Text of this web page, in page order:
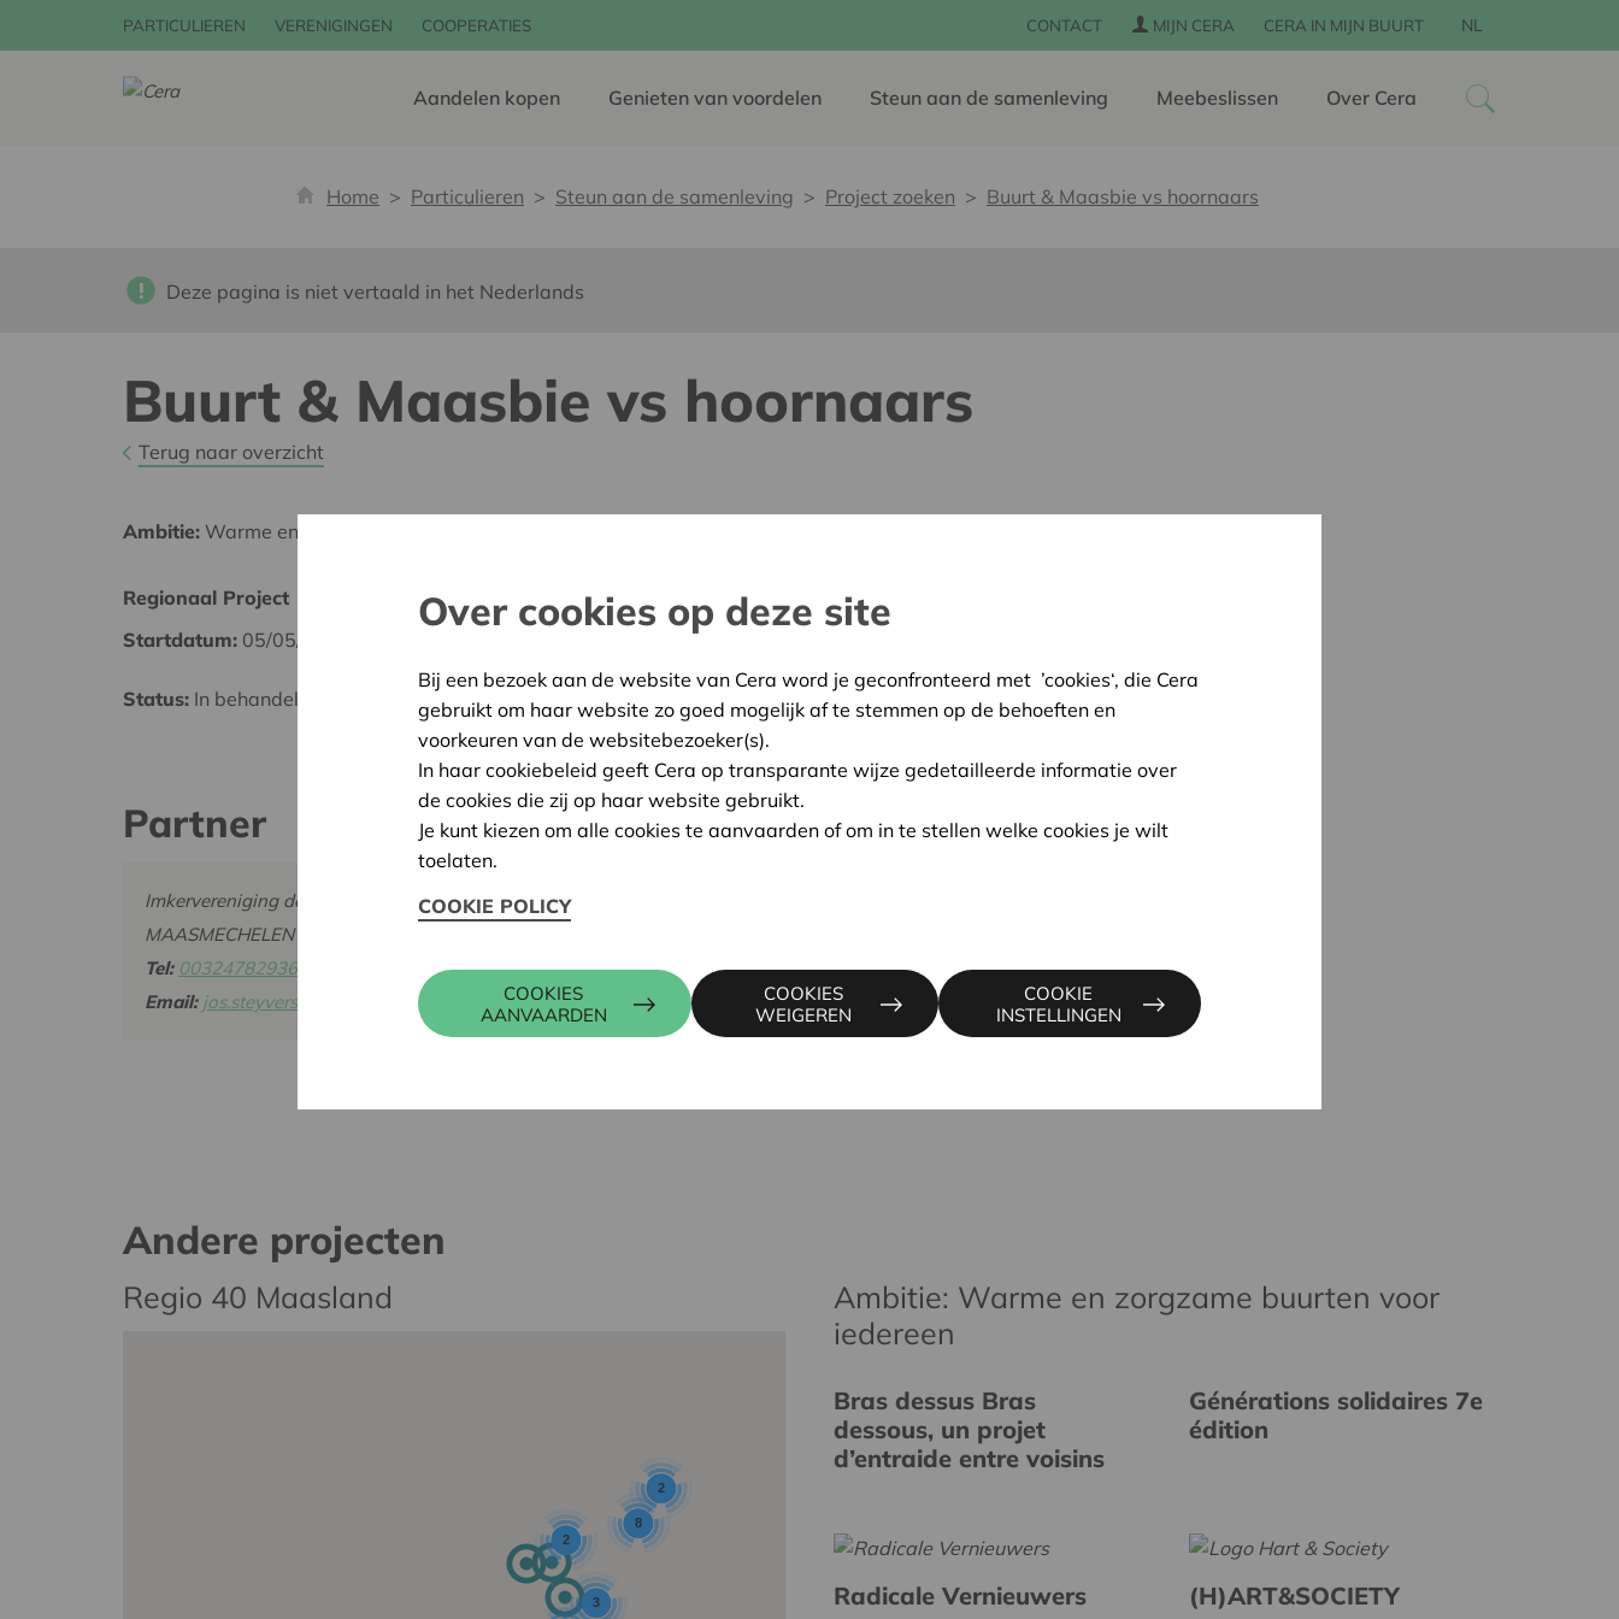
PARTICULIEREN VERENIGINGEN COOPERATIES CONTACT MIJN CERA CERA IN MIJN BUURT NL
Aandelen kopen Genieten van voordelen Steun aan de samenleving Meebeslissen Over Cera
Home Particulieren Steun aan de samenleving Project zoeken Buurt & Maasbie vs hoornaars
Deze pagina is niet vertaald in het Nederlands
Buurt & Maasbie vs hoornaars
Terug naar overzicht
Ambitie: Warme en zorgzame buurten voor iedereen
Regionaal Project
Startdatum: 05/05/2026
Status: In behandeling Beslissing: Goedgekeurd
Partner
Imkervereniging de Maasbie, Kapel Heikant _ Oude Baan 595 B, 3630
MAASMECHELEN
Tel: 0032478293697
Email: jos.steyvers@hotmail.com
Contactpersoon
016 27 96 74
kris.debruyne@cera.coop
Andere projecten
Regio 40 Maasland
8
3
2
2
Ambitie: Warme en zorgzame buurten voor
iedereen
Bras dessus Bras
dessous, un projet
d’entraide entre voisins
Générations solidaires 7e
édition
Radicale Vernieuwers (H)ART&SOCIETY
Over cookies op deze site
Bij een bezoek aan de website van Cera word je geconfronteerd met ’cookies‘, die Cera
gebruikt om haar website zo goed mogelijk af te stemmen op de behoeften en
voorkeuren van de websitebezoeker(s).
In haar cookiebeleid geeft Cera op transparante wijze gedetailleerde informatie over
de cookies die zij op haar website gebruikt.
Je kunt kiezen om alle cookies te aanvaarden of om in te stellen welke cookies je wilt
toelaten.
COOKIE POLICY
COOKIES
AANVAARDEN
COOKIES
WEIGEREN
COOKIE
INSTELLINGEN